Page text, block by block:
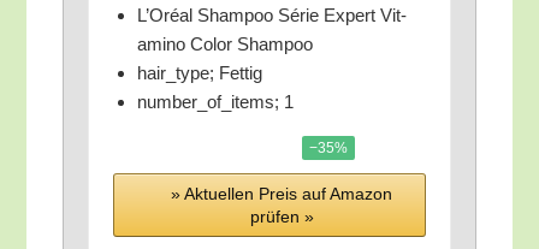
L’O­ré­al Sham­poo Série Expert Vit­
ami­no Color Shampoo
hair_​type; Fettig
number_​of_​items; 1
−35%
» Aktu­el­len Preis auf Ama­zon
prü­fen »